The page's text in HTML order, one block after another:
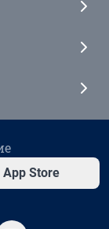
App Store